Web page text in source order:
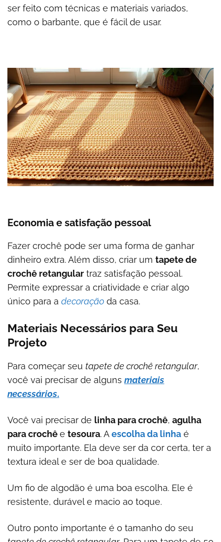
ser feito com técnicas e materiais variados,
como o barbante, que é fácil de usar.
Economia e satisfação pessoal
Fazer crochê pode ser uma forma de ganhar
dinheiro extra. Além disso, criar um tapete de
crochê retangular traz satisfação pessoal.
Permite expressar a criatividade e criar algo
único para a decoração da casa.
Materiais Necessários para Seu
Projeto
Para começar seu tapete de crochê retangular,
você vai precisar de alguns materiais
necessários.
Você vai precisar de linha para crochê, agulha
para crochêe tesoura. Aescolha da linha é
muito importante. Ela deve ser da cor certa, ter a
textura ideal e ser de boa qualidade.
Um fio de algodão é uma boa escolha. Ele é
resistente, durável e macio ao toque.
Outro ponto importante é o tamanho do seu